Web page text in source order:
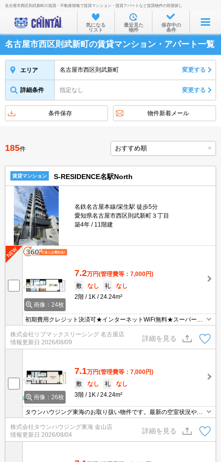
お部屋を探す
沿線・駅から
住所から
家賃相場から
物件特集から
不動産会社から
TOP
名古屋市西区則武新町の賃貸・不動産情報で賃貸マンション・賃貸アパートなど賃貸物件の部屋探し
気になる
リスト
最近見た
物件
保存中の
条件
名古屋市西区則武新町の賃貸マンション・アパート一覧
エリア 名古屋市西区則武新町 変更する
詳細条件 指定なし 変更する
条件保存 物件新着メール
185件
賃貸マンション S-RESIDENCE名駅North
名鉄名古屋本線/栄生駅 徒歩5分
愛知県名古屋市西区則武新町３丁目
築4年
11階建
画像：24枚
7.2万円(管理費等：7,000円)
敷
なし 礼
なし
2階
1K 24.24m²
初期費用クレジット決済可★インターネットWiFi無料★スーパーが
株式会社リブマックスリーシング 名古屋店
情報更新日 2026/08/09
詳細を見る
画像：26枚
7.1万円(管理費等：7,000円)
敷
なし 礼
なし
3階
1K 24.24m²
タウンハウジング東海のお取り扱い物件です。最新の空室状況やの
株式会社タウンハウジング東海 金山店
情報更新日 2026/08/04
詳細を見る